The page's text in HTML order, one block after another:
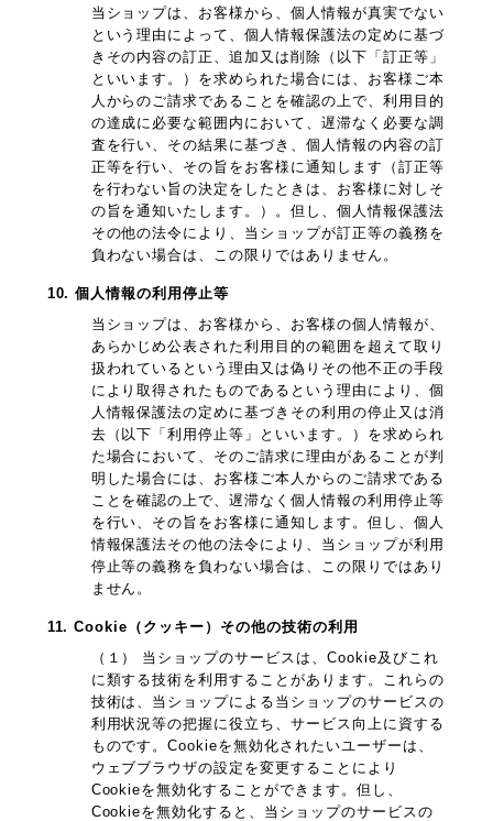
当ショップは、お客様から、個人情報が真実でない
という理由によって、個人情報保護法の定めに基づ
きその内容の訂正、追加又は削除（以下「訂正等」
といいます。）を求められた場合には、お客様ご本
人からのご請求であることを確認の上で、利用目的
の達成に必要な範囲内において、遅滞なく必要な調
査を行い、その結果に基づき、個人情報の内容の訂
正等を行い、その旨をお客様に通知します（訂正等
を行わない旨の決定をしたときは、お客様に対しそ
の旨を通知いたします。）。但し、個人情報保護法
その他の法令により、当ショップが訂正等の義務を
負わない場合は、この限りではありません。
10. 個人情報の利用停止等
当ショップは、お客様から、お客様の個人情報が、
あらかじめ公表された利用目的の範囲を超えて取り
扱われているという理由又は偽りその他不正の手段
により取得されたものであるという理由により、個
人情報保護法の定めに基づきその利用の停止又は消
去（以下「利用停止等」といいます。）を求められ
た場合において、そのご請求に理由があることが判
明した場合には、お客様ご本人からのご請求である
ことを確認の上で、遅滞なく個人情報の利用停止等
を行い、その旨をお客様に通知します。但し、個人
情報保護法その他の法令により、当ショップが利用
停止等の義務を負わない場合は、この限りではあり
ません。
11. Cookie（クッキー）その他の技術の利用
（１） 当ショップのサービスは、Cookie及びこれ
に類する技術を利用することがあります。これらの
技術は、当ショップによる当ショップのサービスの
利用状況等の把握に役立ち、サービス向上に資する
ものです。Cookieを無効化されたいユーザーは、
ウェブブラウザの設定を変更することにより
Cookieを無効化することができます。但し、
Cookieを無効化すると、当ショップのサービスの